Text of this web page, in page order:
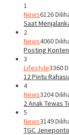
1
News6126
Saat
2
News4060
Posting
3
Lifestyle3360
12 Pintu
4
News3204
2 Anak Tewas
5
News3149
TGC